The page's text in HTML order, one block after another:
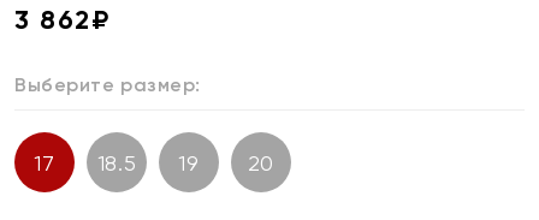
3 862₽
Выберите размер:
17 18.5 19 20